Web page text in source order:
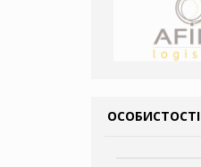
ОСОБИСТОСТІ